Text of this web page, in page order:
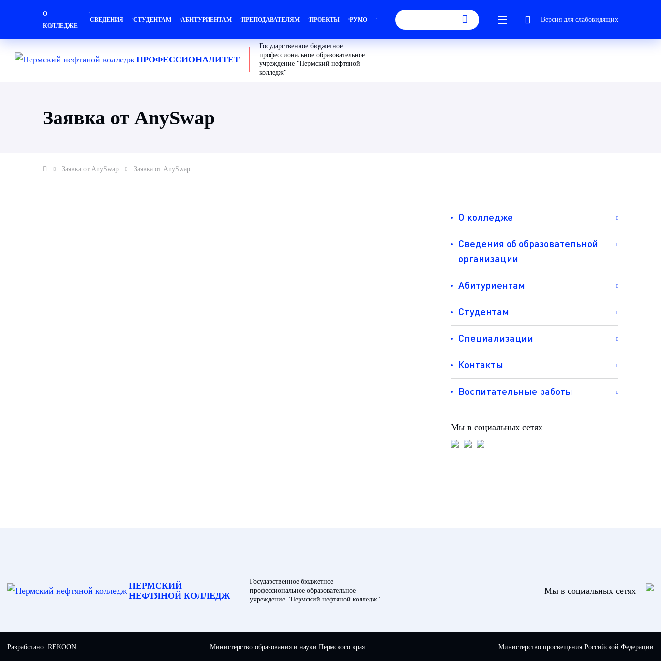
О
КОЛЛЕДЖЕ
СВЕДЕНИЯ СТУДЕНТАМ АБИТУРИЕНТАМ ПРЕПОДАВАТЕЛЯМ ПРОЕКТЫ РУМО Версия для слабовидящих
ПРОФЕССИОНАЛИТЕТ
Государственное бюджетное
профессиональное образовательное
учреждение "Пермский нефтяной
колледж"
Заявка от AnySwap
Заявка от AnySwap Заявка от AnySwap
О колледже
Сведения об образовательной
организации
Абитуриентам
Студентам
Специализации
Контакты
Воспитательные работы
Мы в социальных сетях
ПЕРМСКИЙ
НЕФТЯНОЙ КОЛЛЕДЖ
Государственное бюджетное
профессиональное образовательное
учреждение "Пермский нефтяной колледж"
Мы в социальных сетях
Разработано: REKOON Министерство образования и науки Пермского края Министерство просвещения Российской Федерации